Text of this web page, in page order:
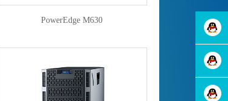
PowerEdge M630
在线咨
在线咨